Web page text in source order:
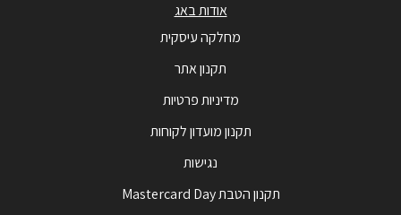
אודות באג
מחלקה עיסקית
תקנון אתר
מדיניות פרטיות
תקנון מועדון לקוחות
נגישות
תקנון הטבת Mastercard Day